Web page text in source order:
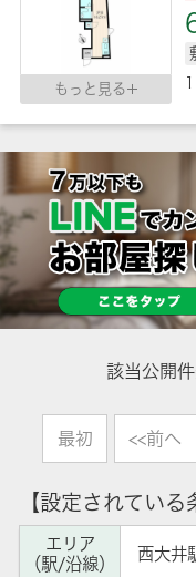
もっと見る
該当公開
最初 <<前へ
【設定されている
エリア
（駅/沿線）
西大井